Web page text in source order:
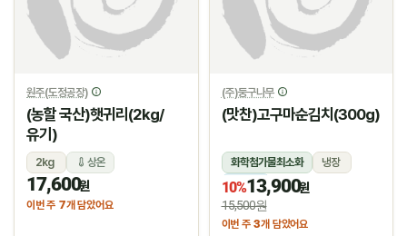
원주(도정공장)
(농할 국산)햇귀리(2kg/
유기)
2kg 상온
17,600원
이번 주 7개 담았어요
(주)둥구나무
(맛찬)고구마순김치(300g)
화학첨가물최소화
냉장
냉장
10%13,900원
15,500원
이번 주 3개 담았어요